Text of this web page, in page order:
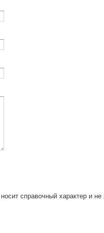
справочный характер и